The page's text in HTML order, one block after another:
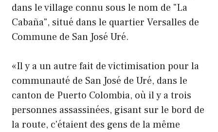
dans le village connu sous le nom de "La
Cabaña", situé dans le quartier Versalles de
Commune de San José Uré.
«Il y a un autre fait de victimisation pour la
communauté de San José de Uré, dans le
canton de Puerto Colombia, où il y a trois
personnes assassinées, gisant sur le bord de
la route, c'étaient des gens de la même